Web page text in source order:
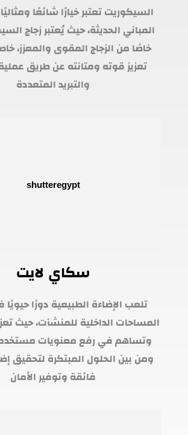
السيكوريت تعتبر خيارًا شائعًا
المباني الحديثة، حيث يُعتبر زجاج
خاصًا من الزجاج المقوى والمعزز،
تعزيز قوته ومتانته عن طريق
والتبريد المتعددة
سكاي لايت
تلعب الإضاءة الطبيعية دورًا
المساحات الداخلية للمنشآت، حيث
وتساهم في رفع معنويات
ومن بين الحلول المبتكرة لتحقيق
فائقة وتوفير الأمان